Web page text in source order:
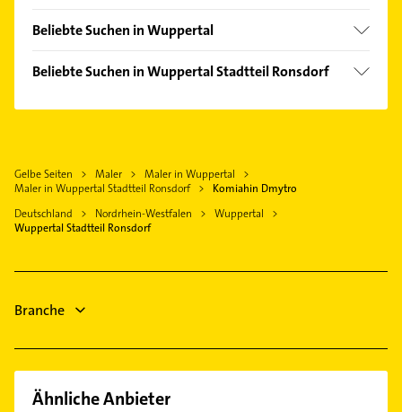
Elberfeld
Vohwinkel
Remscheid
Solingen
Haan Rheinland
Hückeswagen
Ennepetal
Beliebte Suchen in Wuppertal
Lackiererei
Putzfrau
Logopädie
Kanalreinigung
Immobilien
Beliebte Suchen in Wuppertal Stadtteil Ronsdorf
Lüftungsanlagen
Heizungsbauer
Heizungsfirmen
Fensterbauer
Gelbe Seiten Maler
Maler in Wuppertal
Maler in Wuppertal Stadtteil Ronsdorf
Komiahin Dmytro
Deutschland
Nordrhein-Westfalen
Wuppertal
Wuppertal Stadtteil Ronsdorf
Branche
Ähnliche Anbieter